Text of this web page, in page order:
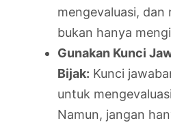
mengevaluasi, dan
bukan hanya
Gunakan Kunci
Bijak: Kunci
untuk
Namun, jangan